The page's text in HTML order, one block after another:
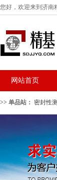
您好，欢迎来到济南
网站首页
>> 单品站： 密封性